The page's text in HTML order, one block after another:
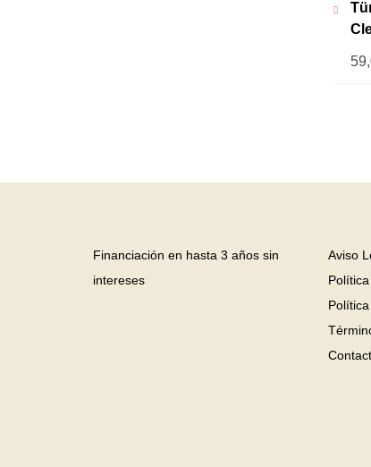
Financiación en hasta 3 años sin
intereses
Aviso